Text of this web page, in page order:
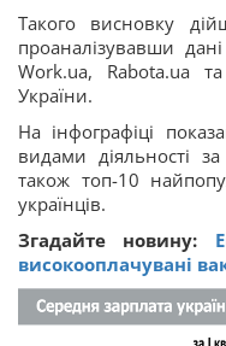
Такого висновку
проаналізувавши
Work.ua, Rabota.ua
України.
На інфографіці
видами діяльності
також топ-10
українців.
Згадайте новину:
високооплачувані